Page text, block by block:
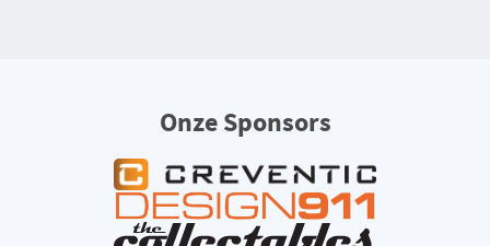
Onze Sponsors